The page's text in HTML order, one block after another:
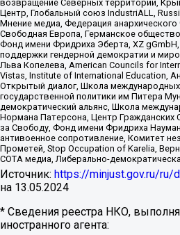
возвращение Северных территорий,
Центр, Глобальный союз IndustriALL,
Мнение медиа, Федерация анархического
Свободная Европа, Германское
Фонд имени Фридриха Эберта, XZ
поддержки гендерной демократии и
Льва Копелева, American Councils for
Vistas, Institute of International Education,
Открытый диалог, Школа
государственной политики им Питера
демократический альянс, Школа
Нормана Патерсона, Центр
за Свободу, Фонд имени Фридриха
антивоенное сопротивление, Комитет
Прометей, Stop Occupation of Karelia,
СОТА медиа, Либерально-
Источник: https://minjust.gov.ru/ru/
на 13.05.2024
* Сведения реестра НКО,
иностранного агента: